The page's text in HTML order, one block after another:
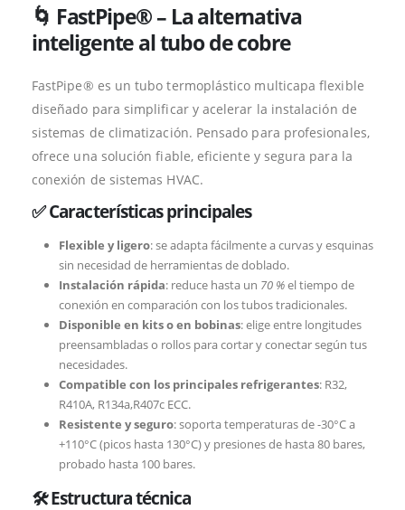
🌀 FastPipe® – La alternativa
inteligente al tubo de cobre
FastPipe® es un tubo termoplástico multicapa flexible
diseñado para simplificar y acelerar la instalación de
sistemas de climatización. Pensado para profesionales,
ofrece una solución fiable, eficiente y segura para la
conexión de sistemas HVAC.
✅ Características principales
Flexible y ligero: se adapta fácilmente a curvas y esquinas
sin necesidad de herramientas de doblado.
Instalación rápida: reduce hasta un 70 %el tiempo de
conexión en comparación con los tubos tradicionales.
Disponible en kits o en bobinas: elige entre longitudes
preensambladas o rollos para cortar y conectar según tus
necesidades.
Compatible con los principales refrigerantes: R32,
R410A, R134a,R407c ECC.
Resistente y seguro: soporta temperaturas de -30°C a
+110°C (picos hasta 130°C) y presiones de hasta 80 bares,
probado hasta 100 bares.
🛠 Estructura técnica